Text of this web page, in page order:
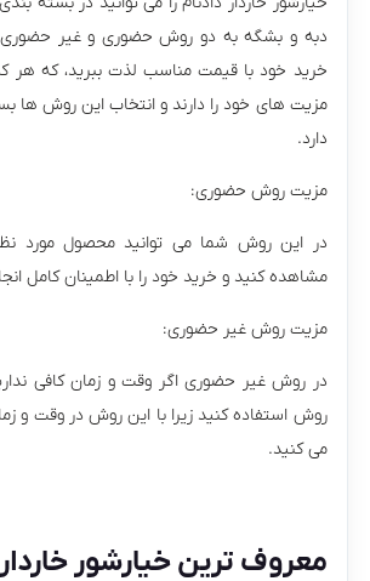
دبه و بشگه به دو روش حضوری و غیر حضوری
خرید خود با قیمت مناسب لذت ببرید، که هر
مزیت های خود را دارند و انتخاب این روش ها
دارد.
مزیت روش حضوری:
در این روش شما می توانید محصول مورد
مشاهده کنید و خرید خود را با اطمینان کامل
مزیت روش غیر حضوری:
در روش غیر حضوری اگر وقت و زمان کافی
روش استفاده کنید زیرا با این روش در وقت و
می کنید.
معروف ترین خیارشور